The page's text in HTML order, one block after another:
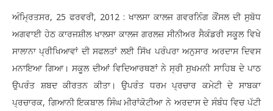
ਅੰਮ੍ਰਿਤਸਰ, 25 ਫਰਵਰੀ, 2012 : ਖਾਲਸਾ ਕਾਲਜ ਗਵਰਨਿੰਗ ਕੌਂਸਲ ਦੀ ਸੁਬੋਧ
ਅਗਵਾਈ ਹੇਠ ਕਾਰਜਸ਼ੀਲ ਖਾਲਸਾ ਕਾਲਜ ਗਰਲਜ਼ ਸੀਨੀਅਰ ਸੈਕੰਡਰੀ ਸਕੂਲ ਵਿਖੇ
ਸਾਲਾਨਾ ਪ੍ਰੀਖਿਆਵਾਂ ਦੀ ਸਫਲਤਾਂ ਲਈ ਸਿੱਖ ਪਰੰਪਰਾ ਅਨੁਸਾਰ ਅਰਦਾਸ ਦਿਵਸ
ਮਨਾਇਆ ਗਿਆ। ਸਕੂਲ ਦੀਆਂ ਵਿਦਿਆਰਥਣਾਂ ਨੇ ਸ੍ਰੀ ਸੁਖਮਨੀ ਸਾਹਿਬ ਦੇ ਪਾਠ
ਉਪਰੰਤ ਸ਼ਬਦ ਕੀਰਤਨ ਕੀਤਾ। ਉਪਰੰਤ ਧਰਮ ਪ੍ਰਚਾਰ ਕਮੇਟੀ ਦੇ ਸਾਬਕਾ
ਪ੍ਰਚਾਰਕ, ਗਿਆਨੀ ਇਕਬਾਲ ਸਿੰਘ ਮੀਰਾਂਕੋਟੀਆ ਨੇ ਅਰਦਾਸ ਦੇ ਸੰਬੰਧ ਵਿਚ ਪੱਟੀ